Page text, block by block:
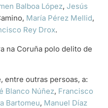
Balboa López, Jesús
María Pérez Mellid,
Rey Drox.
na Coruña polo delito de
entre outras persoas, a:
Blanco Núñez, Francisco
Bartomeu, Manuel Díaz